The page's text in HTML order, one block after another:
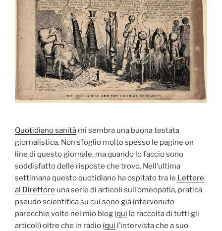
Quotidiano sanità mi sembra una buona testata
giornalistica. Non sfoglio molto spesso le pagine on
line di questo giornale, ma quando lo faccio sono
soddisfatto delle risposte che trovo. Nell’ultima
settimana questo quotidiano ha ospitato tra le Lettere
al Direttore una serie di articoli sull’omeopatia, pratica
pseudo scientifica su cui sono già intervenuto
parecchie volte nel mio blog (qui la raccolta di tutti gli
articoli) oltre che in radio (qui l’intervista che a suo